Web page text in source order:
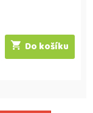
Do košíku